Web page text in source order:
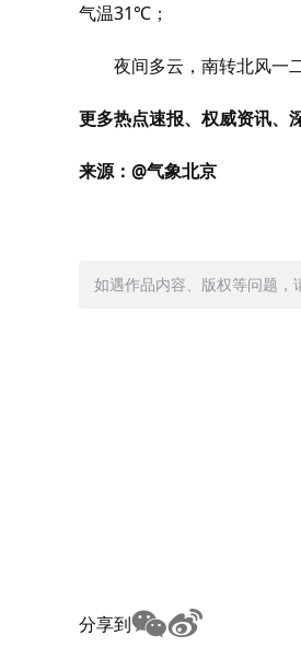
气温31℃；
夜间多云，南转北风一
更多热点速报、权威资讯、
来源：@气象北京
如遇作品内容、版权等问题
分享到